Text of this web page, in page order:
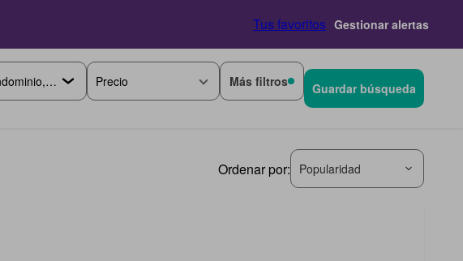
Tus favoritos Gestionar alertas
Precio Más filtros Guardar búsqueda
Ordenar por: Popularidad